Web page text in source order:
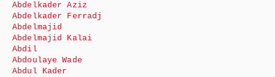
Abdelkader Aziz
Abdelkader Ferradj
Abdelmajid
Abdelmajid Kalai
Abdil
Abdoulaye Wade
Abdul Kader